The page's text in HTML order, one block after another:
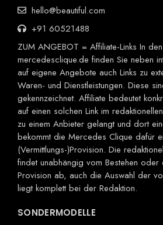
hello@beautiful.com
+91 60521488
ZUM ANGEBOT = Affiliate-Links In
mercedesclique.de finden Sie neben
auf eigene Angebote auch Links zu
Waren- und Dienstleistungen. Diese
gekennzeichnet. Affiliate bedeutet
auf einen solchen Link im
zu einem Anbieter gelangt und dort
bekommt die Mercedes Clique dafür
(Vermittlungs-)Provision. Die
findet unabhängig vom Bestehen
Provision ab, auch die Auswahl der
liegt komplett bei der Redaktion.
SONDERMODELLE